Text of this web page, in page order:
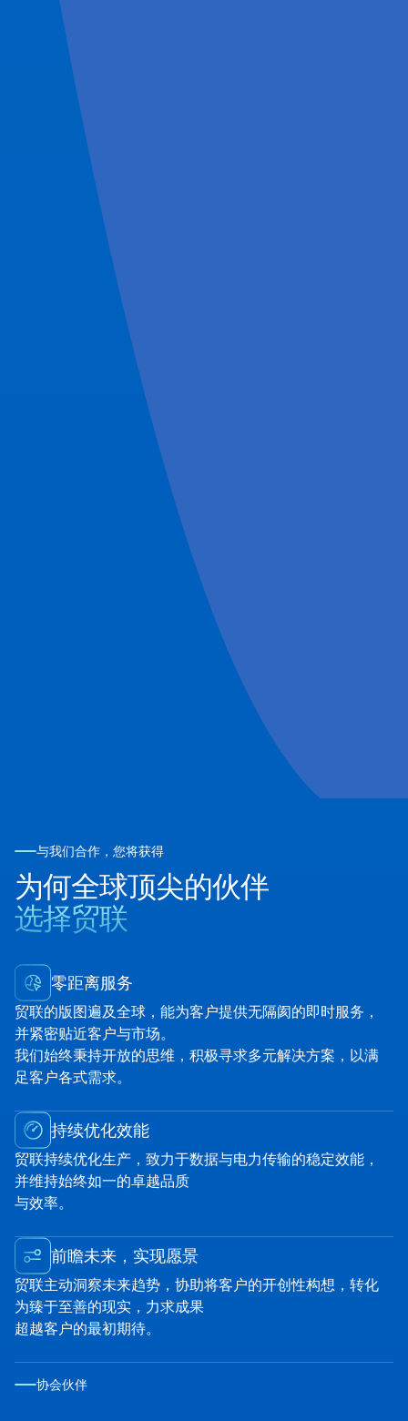
与我们合作，您将获得
为何全球顶尖的伙伴
选择贸联
零距离服务
贸联的版图遍及全球，能为客户提供无隔阂的即时服务，
并紧密贴近客户与市场。
我们始终秉持开放的思维，积极寻求多元解决方案，以满
足客户各式需求。
持续优化效能
贸联持续优化生产，致力于数据与电力传输的稳定效能，
并维持始终如一的卓越品质
与效率。
前瞻未来，实现愿景
贸联主动洞察未来趋势，协助将客户的开创性构想，转化
为臻于至善的现实，力求成果
超越客户的最初期待。
协会伙伴